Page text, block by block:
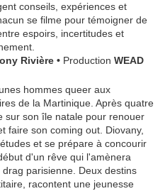
conseils, expériences et
se filme pour témoigner de
espoirs, incertitudes et
Rivière • Production WEAD
hommes queer aux
de la Martinique. Après quatre
sur son île natale pour renouer
faire son coming out. Diovany,
et se prépare à concourir
d'un rêve qui l'amènera
parisienne. Deux destins
racontent une jeunesse